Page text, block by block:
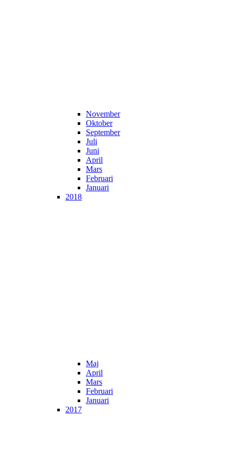
November
Oktober
September
Juli
Juni
April
Mars
Februari
Januari
2018
Maj
April
Mars
Februari
Januari
2017